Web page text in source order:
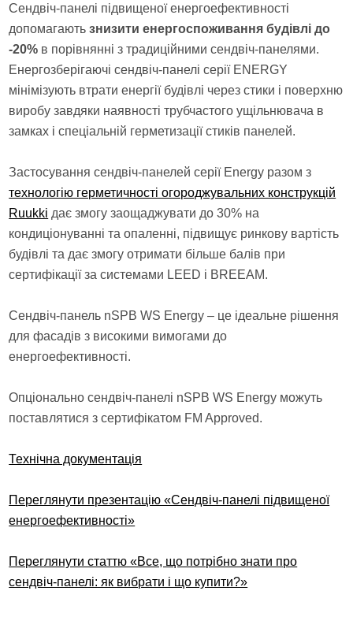
Сендвіч-панелі підвищеної енергоефективності
допомагаютьзнизити енергоспоживання будівлі до
-20% в порівнянні з традиційними сендвіч-панелями.
Енергозберігаючі сендвіч-панелі серії ENERGY
мінімізують втрати енергії будівлі через стики і поверхню
виробу завдяки наявності трубчастого ущільнювача в
замках і спеціальній герметизації стиків панелей.
Застосування сендвіч-панелей серії Energy разом з
технологію герметичності огороджувальних конструкцій
Ruukki дає змогу заощаджувати до 30% на
кондиціонуванні та опаленні, підвищує ринкову вартість
будівлі та дає змогу отримати більше балів при
сертифікації за системами LEED і BREEAM.
Сендвіч-панель nSPB WS Energy – це ідеальне рішення
для фасадів з високими вимогами до
енергоефективності.
Опціонально сендвіч-панелі nSPB WS Energy можуть
поставлятися з сертифікатом FM Approved.
Технічна документація
Переглянути презентацію «Сендвіч-панелі підвищеної
енергоефективності»
Переглянути статтю «Все, що потрібно знати про
сендвіч-панелі: як вибрати і що купити?»